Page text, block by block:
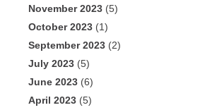
November 2023 (5)
October 2023 (1)
September 2023 (2)
July 2023 (5)
June 2023 (6)
April 2023 (5)